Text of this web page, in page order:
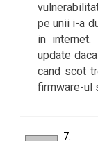
pe unii i-a
in
update
cand scot
firmware-ul